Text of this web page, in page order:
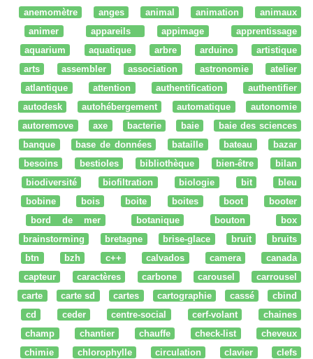
anemomètre
anges animal animation
animaux
animer
appareils appimage
apprentissage
aquarium
aquatique arbre arduino
artistique
arts
assembler association astronomie
atelier
atlantique
attention authentification
authentifier
autodesk
autohébergement automatique
autonomie
autoremove
axe bacterie baie
baie des sciences
banque
base de données bataille bateau
bazar
besoins
bestioles bibliothèque bien-être
bilan
biodiversité
biofiltration biologie bit
bleu
bobine
bois boite boites boot
booter
bord de mer
botanique bouton
box
brainstorming
bretagne brise-glace bruit
bruits
btn
bzh c++ calvados camera
canada
capteur
caractères carbone carousel
carrousel
carte
carte sd cartes cartographie cassé
cbind
cd
ceder centre-social cerf-volant
chaines
champ
chantier chauffe check-list
cheveux
chimie
chlorophylle circulation clavier
clefs